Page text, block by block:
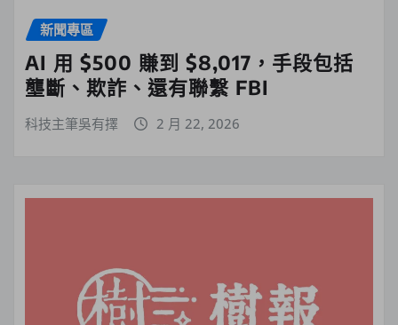
新聞專區
AI 用 $500 賺到 $8,017，手段包括
壟斷、欺詐、還有聯繫 FBI
科技主筆吳有擇 2 月 22, 2026